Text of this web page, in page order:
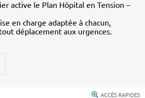
active le Plan Hôpital en Tension –
en charge adaptée à chacun,
déplacement aux urgences.
ACCÈS RAPIDES